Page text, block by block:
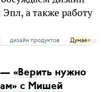
а также работу
дизайн продуктов Думаем
«Верить нужно
с Мишей